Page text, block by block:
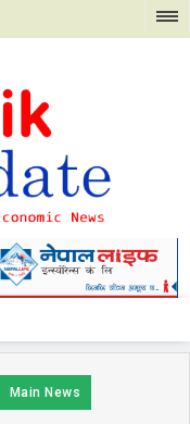
Main News